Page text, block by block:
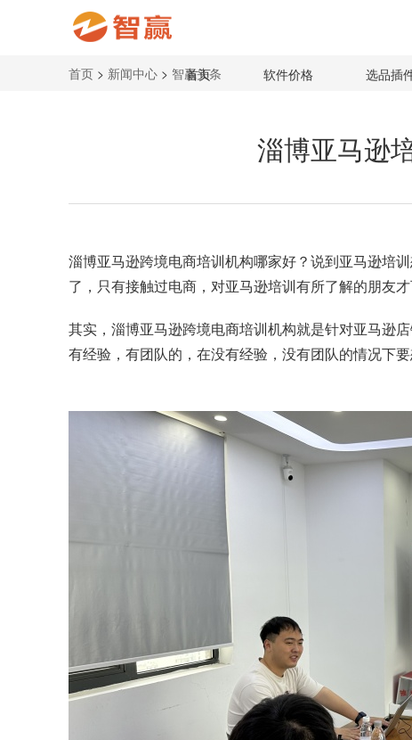
首页 软件价格 选品插
首页 > 新闻中心 > 智赢头条
淄博亚马逊
淄博亚马逊跨境电商培训机构哪家好？说到亚马逊培
了，只有接触过电商，对亚马逊培训有所了解的朋友
其实，淄博亚马逊跨境电商培训机构就是针对亚马逊
有经验，有团队的，在没有经验，没有团队的情况下